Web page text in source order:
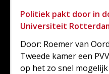
Politiek pakt door in
Universiteit
Door: Roemer van
Tweede kamer een
op het zo snel